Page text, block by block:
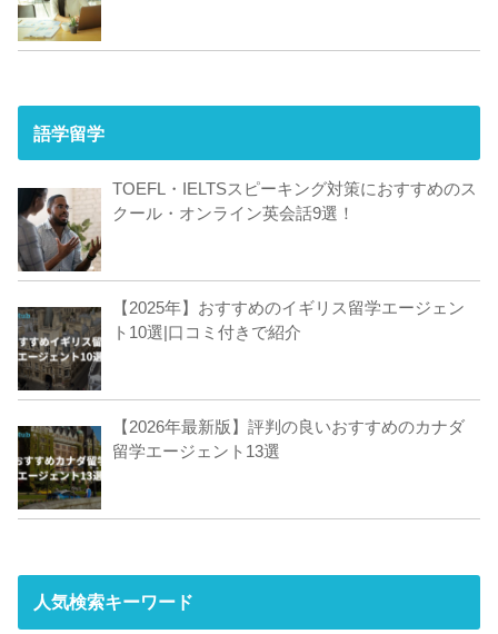
語学留学
TOEFL・IELTSスピーキング対策におすすめのス
クール・オンライン英会話9選！
【2025年】おすすめのイギリス留学エージェン
ト10選|口コミ付きで紹介
【2026年最新版】評判の良いおすすめのカナダ
留学エージェント13選
人気検索キーワード